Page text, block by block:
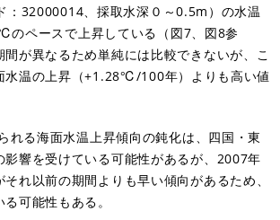
：32000014、採取水深０～0.5m）の水温
ペースで上昇している（図7、図8参
が異なるため単純には比較できないが、こ
水温の上昇（+1.28℃/100年）よりも高い値
れる海面水温上昇傾向の鈍化は、四国・東
影響を受けている可能性があるが、2007年
れ以前の期間よりも早い傾向があるため、
可能性もある。